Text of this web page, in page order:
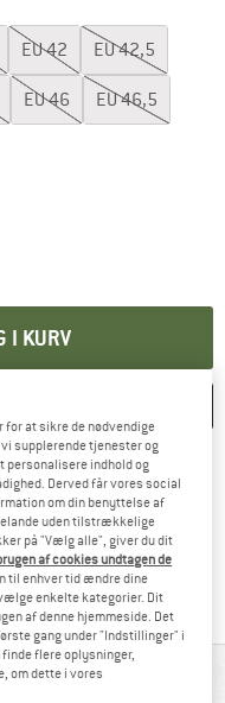
EU42 EU42,5
EU46 EU46,5
i en infoboks og indeholder
I KURV
om forsendelse her!
her Åbnes i en infoboks
- oplysningerne får du
at sikre de nødvendige
supplerende tjenester og
personalisere indhold og
Derved får vores social
om din benyttelse af
uden tilstrækkelige
på "Vælg alle", giver du dit
af cookies undtagen de
til enhver tid ændre dine
enkelte kategorier. Dit
af denne hjemmeside. Det
gang under "Indstillinger" i
flere oplysninger,
om dette i vores